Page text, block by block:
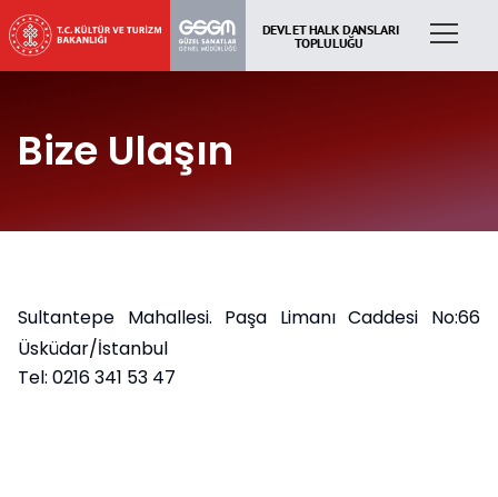
Bize Ulaşın
Sultantepe Mahallesi. Paşa Limanı Caddesi No:66
Üsküdar/İstanbul
Tel: 0216 341 53 47